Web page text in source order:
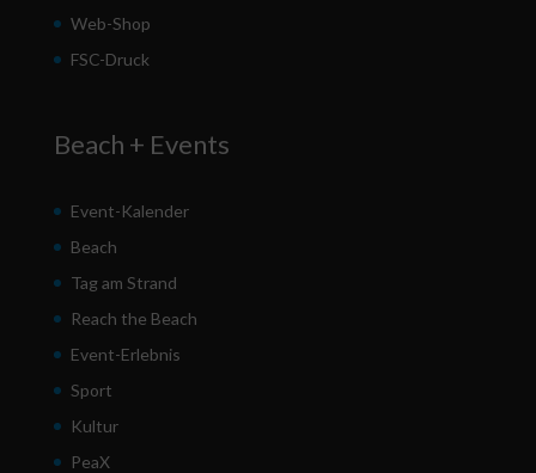
Web-Shop
FSC-Druck
Beach + Events
Event-Kalender
Beach
Tag am Strand
Reach the Beach
Event-Erlebnis
Sport
Kultur
PeaX